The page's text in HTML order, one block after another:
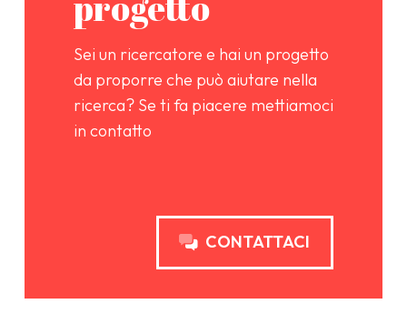
Sei un ricercatore e hai un progetto
da proporre che può aiutare nella
ricerca? Se ti fa piacere mettiamoci
in contatto
CONTATTACI